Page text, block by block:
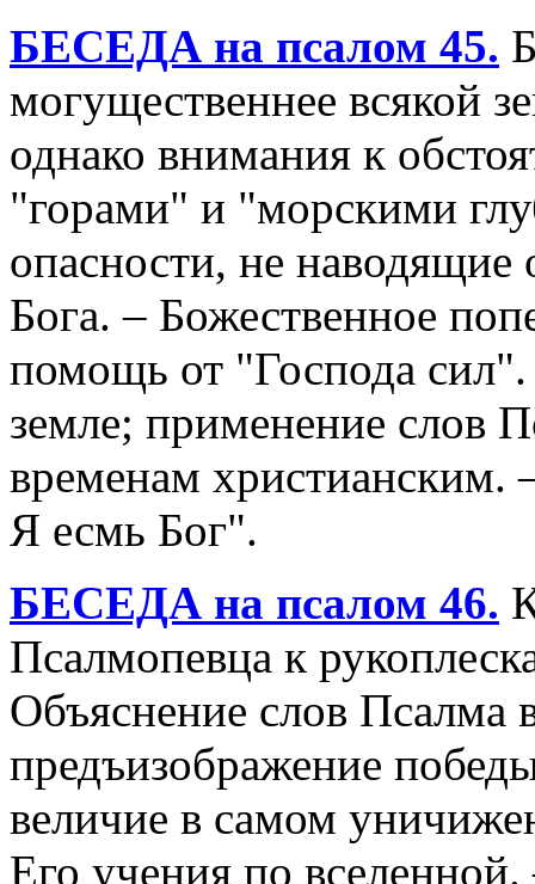
БЕСЕДА на псалом 45.
могущественнее всякой
однако внимания к
"горами" и "морскими
опасности, не
Бога. – Божественное
помощь от "Господа
земле; применение слов
временам христианским.
Я есмь Бог".
БЕСЕДА на псалом 46.
Псалмопевца к
Объяснение слов Псалма
предъизображение
величие в самом
Его учения по